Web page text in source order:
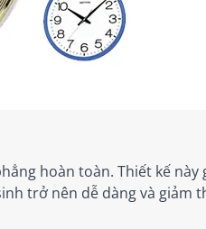
hoàn toàn. Thiết kế
trở nên dễ dàng và